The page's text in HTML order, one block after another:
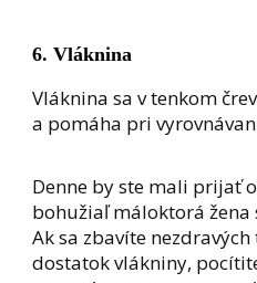
6. Vláknina
Vláknina sa v tenkom
a pomáha pri
Denne by ste mali prijať
bohužiaľ máloktorá
Ak sa zbavíte
dostatok vlákniny,